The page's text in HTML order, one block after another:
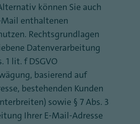
können Sie auch
Mail enthaltenen
Rechtsgrundlagen
Datenverarbeitung
1 lit. f DSGVO
basierend auf
bestehenden Kunden
sowie § 7 Abs. 3
Ihrer E-Mail-Adresse